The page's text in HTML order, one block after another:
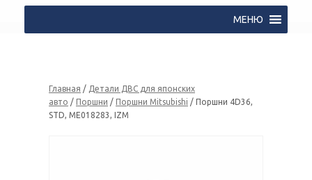
МЕНЮ
Главная / Детали ДВС для японских
авто / Поршни / Поршни Mitsubishi / Поршни 4D36,
STD, ME018283, IZM